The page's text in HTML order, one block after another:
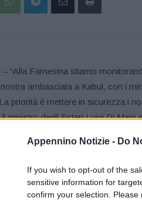
Appennino Notizie - Do
If you wish to opt-out of the
sensitive information for
confirm your selection.
“Alla Farnesina stiamo
ambasciata a Kabul, con i
priorità è mettere in sicurezza i
ministro degli Esteri Luigi Di Maio
militare, ma non possiamo
“Adesso dovremo lavorare
dei diritti acquisiti. La
anche in un’ottica regionale,
che possono influire per riportare